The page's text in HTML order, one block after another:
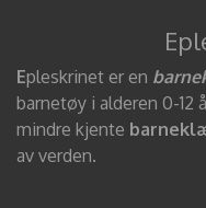
Epleskrinet er en
barnetøy i alderen 0-12
mindre kjente
av verden.